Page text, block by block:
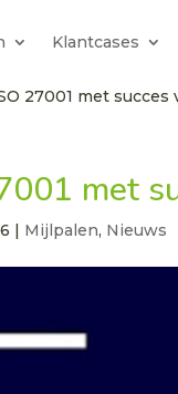
Klantcases
27001 met succes
met
| Mijlpalen, Nieuws